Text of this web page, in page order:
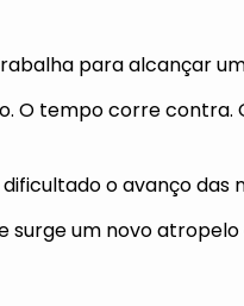
para alcançar
O tempo corre contra.
o avanço das
surge um novo